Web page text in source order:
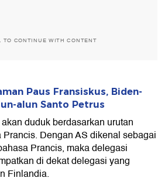
TO CONTINUE WITH CONTENT
Paus Fransiskus, Biden-
alun Santo Petrus
duduk berdasarkan urutan
Dengan AS dikenal sebagai
Prancis, maka delegasi
di dekat delegasi yang
Finlandia.